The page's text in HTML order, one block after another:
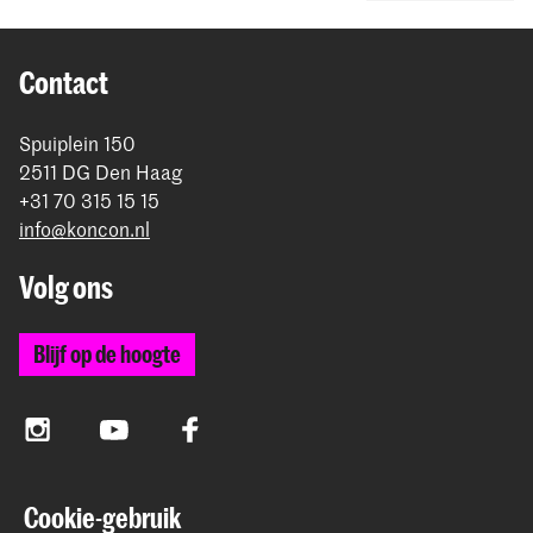
Contact
Spuiplein 150
2511 DG Den Haag
+31 70 315 15 15
info@koncon.nl
Volg ons
Blijf op de hoogte
InstagramYouTube Facebook
Cookie-gebruik